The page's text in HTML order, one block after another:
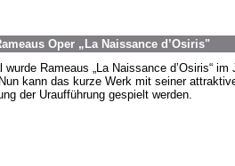
Oper „La Naissance d’Osiris"
wurde Rameaus „La Naissance d’Osiris“ im
kann das kurze Werk mit seiner
der Uraufführung gespielt werden.